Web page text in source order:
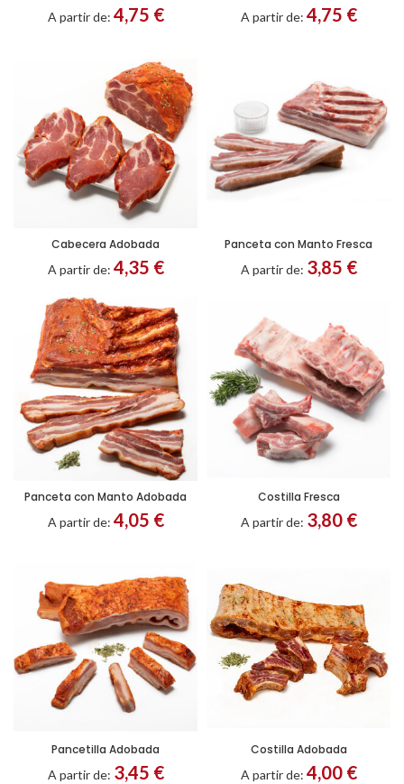
A partir de: 4,75 €
A partir de: 4,75 €
Filetes Porción Troceado
Cabecera Adobada
A partir de: 4,35 €
Panceta con Manto Fresca
A partir de: 3,85 €
Entero Filetes
Panceta con Manto Adobada
A partir de: 4,05 €
Entero Troceado
Costilla Fresca
A partir de: 3,80 €
Entero Troceado
Pancetilla Adobada
A partir de: 3,45 €
Porción Troceado
Costilla Adobada
A partir de: 4,00 €